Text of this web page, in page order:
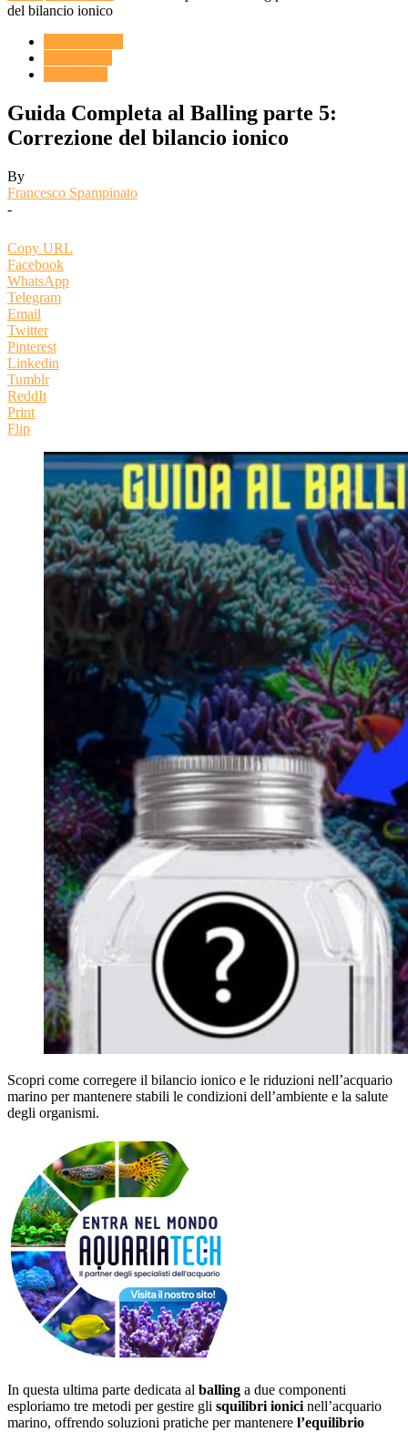
del bilancio ionico
Guida Completa al Balling parte 5:
Correzione del bilancio ionico
By
Francesco Spampinato
-
Copy URL
Facebook
WhatsApp
Telegram
Email
Twitter
Pinterest
Linkedin
Tumblr
ReddIt
Print
Flip
Scopri come corregere il bilancio ionico e le riduzioni nell’acquario
marino per mantenere stabili le condizioni dell’ambiente e la salute
degli organismi.
In questa ultima parte dedicata al balling a due componenti
esploriamo tre metodi per gestire gli squilibri ionici nell’acquario
marino, offrendo soluzioni pratiche per mantenere l’equilibrio